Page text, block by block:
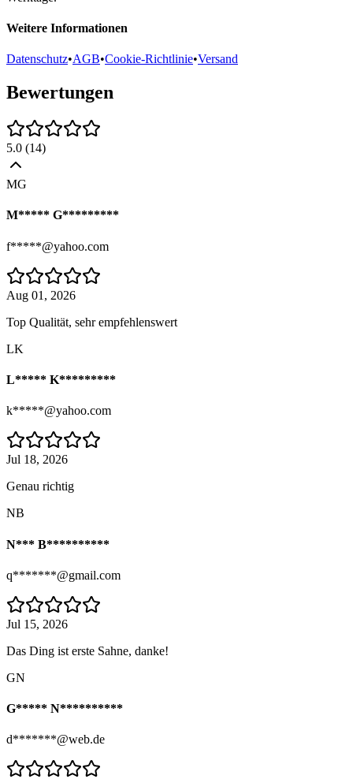
Weitere Informationen
Datenschutz•AGB•Cookie-Richtlinie•Versand
Bewertungen
5.0 (14)
MG
M***** G*********
f*****@yahoo.com
Aug 01, 2026
Top Qualität, sehr empfehlenswert
LK
L***** K*********
k*****@yahoo.com
Jul 18, 2026
Genau richtig
NB
N*** B**********
q*******@gmail.com
Jul 15, 2026
Das Ding ist erste Sahne, danke!
GN
G***** N**********
d*******@web.de